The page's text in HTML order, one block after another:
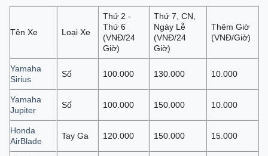
Tên Xe Loại Xe
Thứ 2 -
Thứ 6
(VNĐ/24
Giờ)
Thứ 7, CN,
Ngày Lễ
(VNĐ/24
Giờ)
Thêm Giờ
(VNĐ/Giờ)
Yamaha
Sirius
Số 100.000 130.000 10.000
Yamaha
Jupiter
Số 100.000 150.000 10.000
Honda
AirBlade
Tay Ga 120.000 150.000 15.000